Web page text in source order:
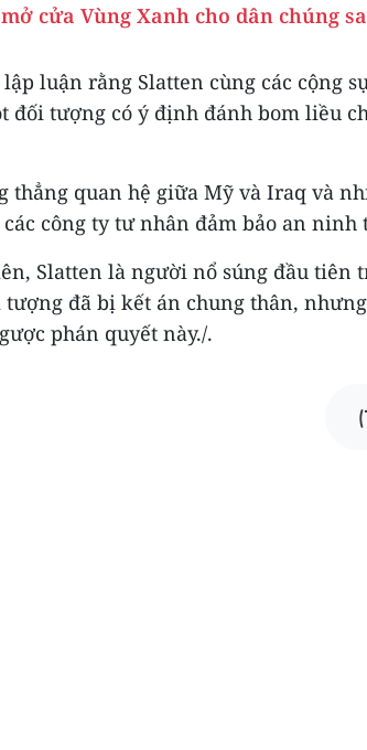
cửa Vùng Xanh cho dân chúng
luận rằng Slatten cùng các cộng
đối tượng có ý định đánh bom liều
thẳng quan hệ giữa Mỹ và Iraq và
công ty tư nhân đảm bảo an ninh
Slatten là người nổ súng đầu tiên
tượng đã bị kết án chung thân,
phán quyết này./.